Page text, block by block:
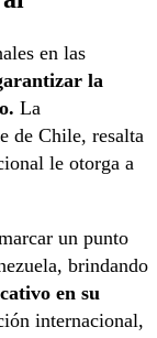
en las
la
La
de Chile, resalta
le otorga a
un punto
brindando
en su
internacional,